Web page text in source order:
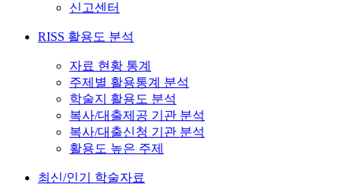
신고센터
RISS 활용도 분석
자료 현황 통계
주제별 활용통계 분석
학술지 활용도 분석
복사/대출제공 기관 분석
복사/대출신청 기관 분석
활용도 높은 주제
최신/인기 학술자료